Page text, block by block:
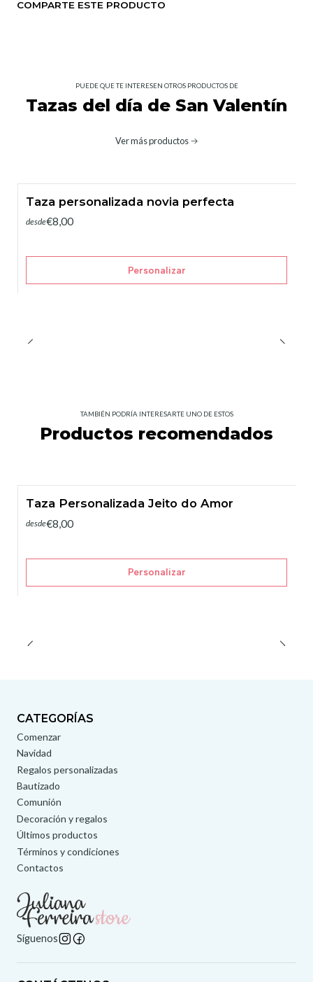
COMPARTE ESTE PRODUCTO
PUEDE QUE TE INTERESEN OTROS PRODUCTOS DE
Tazas del día de San Valentín
Ver más productos
Taza personalizada novia perfecta
desde€8,00
Personalizar
TAMBIÉN PODRÍA INTERESARTE UNO DE ESTOS
Productos recomendados
Taza Personalizada Jeito do Amor
desde€8,00
Personalizar
CATEGORÍAS
Comenzar
Navidad
Regalos personalizadas
Bautizado
Comunión
Decoración y regalos
Últimos productos
Términos y condiciones
Contactos
Síguenos